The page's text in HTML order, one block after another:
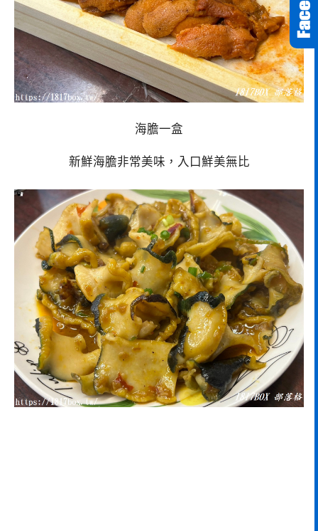
海膽一盒
新鮮海膽非常美味，入口鮮美無比